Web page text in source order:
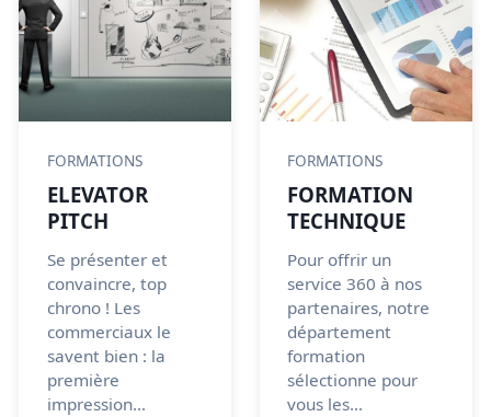
FORMATIONS
ELEVATOR
PITCH
Se présenter et
convaincre, top
chrono ! Les
commerciaux le
savent bien : la
première
impression...
FORMATIONS
FORMATION
TECHNIQUE
Pour offrir un
service 360 à nos
partenaires, notre
département
formation
sélectionne pour
vous les...